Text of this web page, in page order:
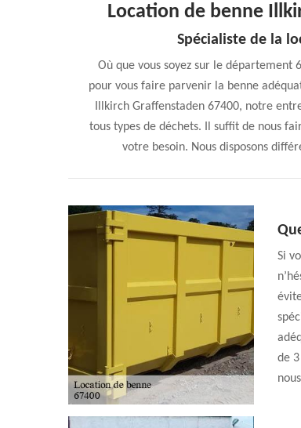
Location de benne
Spécialiste de la
Où que vous soyez sur le département
pour vous faire parvenir la benne
Illkirch Graffenstaden 67400, notre
tous types de déchets. Il suffit de nous
votre besoin. Nous disposons
Si
de